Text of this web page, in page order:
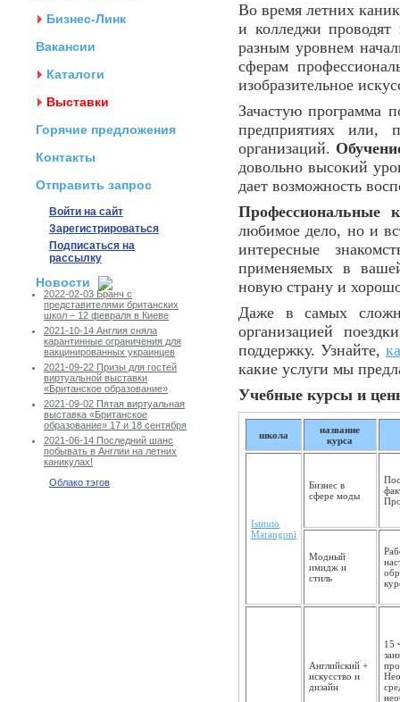
Бизнес-Линк
Вакансии
Каталоги
Выставки
Горячие предложения
Контакты
Отправить запрос
Войти на сайт
Зарегистрироваться
Подписаться на
рассылку
Новости
2022-02-03 Бранч с
представителями британских
школ – 12 февраля в Киеве
2021-10-14 Англия сняла
карантинные ограничения для
вакцинированных украинцев
2021-09-22 Призы для гостей
виртуальной выставки
«Британское образование»
2021-09-02 Пятая виртуальная
выставка «Британское
образование» 17 и 18 сентября
2021-06-14 Последний шанс
побывать в Англии на летних
каникулах!
Облако тэгов
Во время летних
и колледжи проводят
разным уровнем
сферам
изобразительное
Зачастую программа
предприятиях или,
организаций.
довольно высокий
дает возможность
Профессиональные
любимое дело, но и
интересные
применяемых в
новую страну и
Даже в самых
организацией
поддержку. Узнайте,
какие услуги мы
Учебные курсы и
школа
название
курса
Istituto
Marangoni
Бизнес в
сфере моды
Модный
имидж и
стиль
Английский +
искусство и
дизайн
15